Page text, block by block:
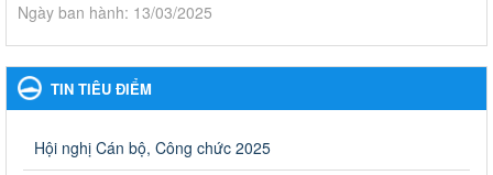
Ngày ban hành: 13/03/2025
Kế hoạch Phổ biến, giáo dục pháp luật năm 2025 của ngành
Giáo dục và Đào tạo thành phố Bến Cát
Kế hoạch Phổ biến, giáo dục pháp luật năm 2025 của ngành
Ngày ban hành: 28/02/2025
TIN TIÊU ĐIỂM
Hội nghị Cán bộ, Công chức 2025